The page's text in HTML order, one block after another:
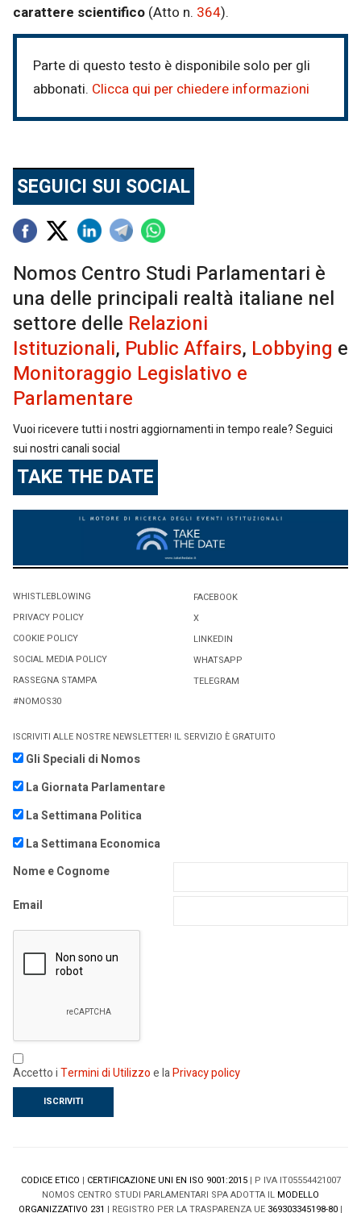
carattere scientifico (Atto n. 364).
Parte di questo testo è disponibile solo per gli
abbonati. Clicca qui per chiedere informazioni
SEGUICI SUI SOCIAL
Nomos Centro Studi Parlamentari è
una delle principali realtà italiane nel
settore delle Relazioni
Istituzionali, Public Affairs, Lobbying e
Monitoraggio Legislativo e
Parlamentare
Vuoi ricevere tutti i nostri aggiornamenti in tempo reale? Seguici
sui nostri canali social
TAKE THE DATE
WHISTLEBLOWING
PRIVACY POLICY
COOKIE POLICY
SOCIAL MEDIA POLICY
RASSEGNA STAMPA
#NOMOS30
FACEBOOK
X
LINKEDIN
WHATSAPP
TELEGRAM
ISCRIVITI ALLE NOSTRE NEWSLETTER! IL SERVIZIO È GRATUITO
Gli Speciali di Nomos
La Giornata Parlamentare
La Settimana Politica
La Settimana Economica
Nome e Cognome
Email
Accetto iTermini di Utilizzoe laPrivacy policy
CODICE ETICO | CERTIFICAZIONE UNI EN ISO 9001:2015| P IVA IT05554421007
NOMOS CENTRO STUDI PARLAMENTARI SPA ADOTTA IL MODELLO
ORGANIZZATIVO 231 | REGISTRO PER LA TRASPARENZA UE 369303345198-80 |